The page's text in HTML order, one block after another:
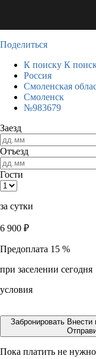
Поделиться
К поиску К
Россия
Смоленская
Смоленск
№983679
Заезд
Отъезд
Гости
за сутки
6 900 ₽
Предоплата 15 %
при заселении сегодня
условия
Забронировать Внести
Пока платить не